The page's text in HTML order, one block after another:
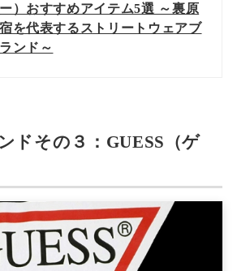
ー）おすすめアイテム5選 ～裏原
宿を代表するストリートウェアブ
ランド～
ドその３：GUESS（ゲ